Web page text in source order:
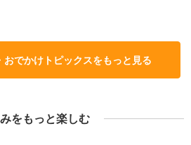
でかけトピックスをもっと見る
をもっと楽しむ